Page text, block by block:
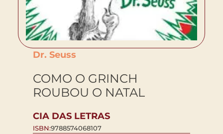
Dr. Seuss
COMO O GRINCH
ROUBOU O NATAL
CIA DAS LETRAS
ISBN:9788574068107